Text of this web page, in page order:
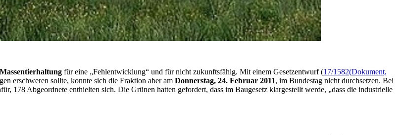
für eine „Fehlentwicklung“ und für nicht zukunftsfähig. Mit einem Gesetzentwurf (17/1582(Dokument,
erschweren sollte, konnte sich die Fraktion aber am Donnerstag, 24. Februar 2011, im Bundestag nicht durchsetzen. Bei
178 Abgeordnete enthielten sich. Die Grünen hatten gefordert, dass im Baugesetz klargestellt werde, „dass die industrielle